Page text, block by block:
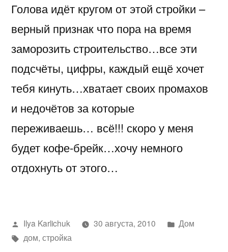
мне
стройкой
в
году…
Голова идёт кругом от этой стройки –
верный признак что пора на время
заморозить строительство…все эти
подсчёты, цифры, каждый ещё хочет
тебя кинуть…хватает своих промахов
и недочётов за которые
переживаешь… всё!!! скоро у меня
будет кофе-брейк…хочу немного
отдохнуть от этого…
Написано
автором
Ilya Karlichuk 30 августа, 2010
Написано
Дом
Метки:
дом, стройка